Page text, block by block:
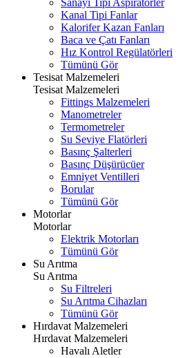
Sanayi Tipi Aspiratörler
Kanal Tipi Fanlar
Kalorifer Kazan Fanları
Baca ve Çatı Fanları
Hız Kontrol Regülatörleri
Tümünü Gör
Tesisat Malzemeleri
Tesisat Malzemeleri
Fittings Malzemeleri
Manometreler
Termometreler
Su Seviye Flatörleri
Basınç Şalterleri
Basınç Düşürücüer
Emniyet Ventilleri
Borular
Tümünü Gör
Motorlar
Motorlar
Elektrik Motorları
Tümünü Gör
Su Arıtma
Su Arıtma
Su Filtreleri
Su Arıtma Cihazları
Tümünü Gör
Hırdavat Malzemeleri
Hırdavat Malzemeleri
Havalı Aletler